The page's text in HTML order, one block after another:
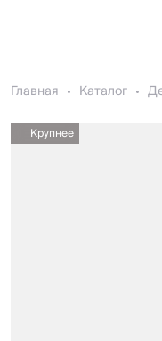
Главная Каталог
Крупнее